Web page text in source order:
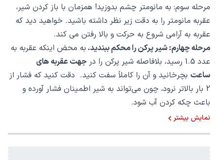
مرحله سوم: به مانومتر چشم بدوزید! همزمان با باز کردن شیر،
عقربه مانومتر را به دقت زیر نظر داشته باشید. خواهید دید که
عقربه به آرامی شروع به حرکت و بالا رفتن می کند.
مرحله چهارم: شیر پرکن را محکم ببندید. به محض اینکه عقربه به
عدد 1.5 رسید، بلافاصله شیر پرکن را در
جهت عقربه های
ساعت بچرخانید و آن را کاملاً سفت کنید. دقت کنید که فشار از
2 بار بالاتر نرود، چون می‌تواند به شیر اطمینان فشار آورده و
باعث چکه کردن آب شود.
نمایش بیشتر